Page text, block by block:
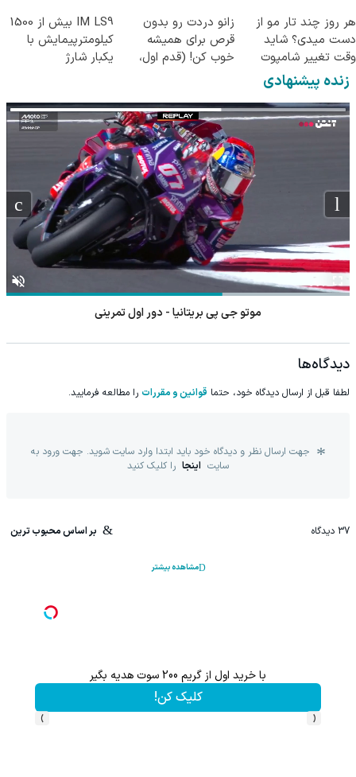
هر روز چند تار مو از
دست میدی؟ شاید
وقت تغییر شامپوت
رسیده.
زانو دردت رو بدون
قرص برای همیشه
خوب کن! (قدم اول،
IM LS9 بیش از 1500
کیلومترپیمایش با
یکبار شارژ
زنده پیشنهادی
موتو جی پی بریتانیا - دور اول تمرینی
دیدگاه‌ها
لطفا قبل از ارسال دیدگاه خود، حتما قوانین و مقررات را مطالعه فرمایید.
جهت ارسال نظر و دیدگاه خود باید ابتدا وارد سایت شوید. جهت ورود به
سایت اینجا را کلیک کنید
37 دیدگاه بر اساس محبوب ترین
مشاهده بیشتر
با خرید اول از گریم 200 سوت هدیه بگیر
کلیک کن!
‹
›